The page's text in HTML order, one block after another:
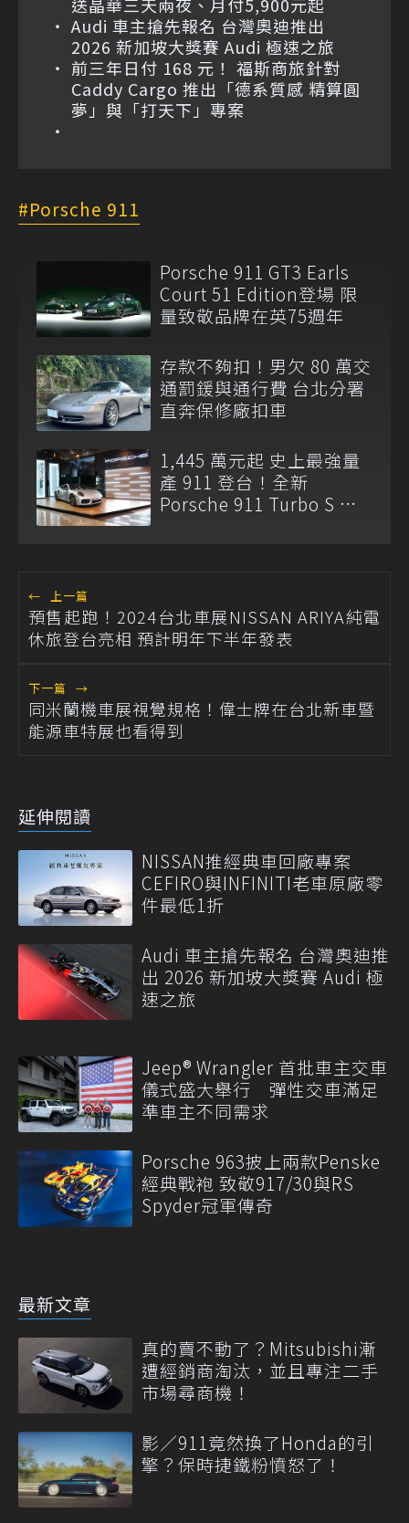
Audi 車主搶先報名 台灣奧迪推出
2026 新加坡大獎賽 Audi 極速之旅
前三年日付 168 元！ 福斯商旅針對
Caddy Cargo 推出「德系質感 精算圓
夢」與「打天下」專案
Porsche 911
Porsche 911 GT3 Earls
Court 51 Edition登場 限
量致敬品牌在英75週年
存款不夠扣！男欠 80 萬交
通罰鍰與通行費 台北分署
直奔保修廠扣車
1,445 萬元起 史上最強量
產 911 登台！全新
Porsche 911 Turbo S 正
← 上一篇
預售起跑！2024台北車展NISSAN ARIYA純電
休旅登台亮相 預計明年下半年發表
下一篇 →
同米蘭機車展視覺規格！偉士牌在台北新車暨
能源車特展也看得到
延伸閱讀
NISSAN推經典車回廠專案
CEFIRO與INFINITI老車原廠零
件最低1折
Audi 車主搶先報名 台灣奧迪推
出 2026 新加坡大獎賽 Audi 極
速之旅
Jeep® Wrangler 首批車主交車
儀式盛大舉行 彈性交車滿足
準車主不同需求
Porsche 963披上兩款Penske
經典戰袍 致敬917/30與RS
Spyder冠軍傳奇
最新文章
真的賣不動了？Mitsubishi漸
遭經銷商淘汰，並且專注二手
市場尋商機！
影／911竟然換了Honda的引
擎？保時捷鐵粉憤怒了！